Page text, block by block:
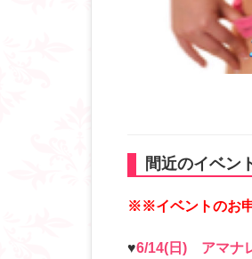
間近のイベン
※※イベントのお
♥6/14(日) アマナ